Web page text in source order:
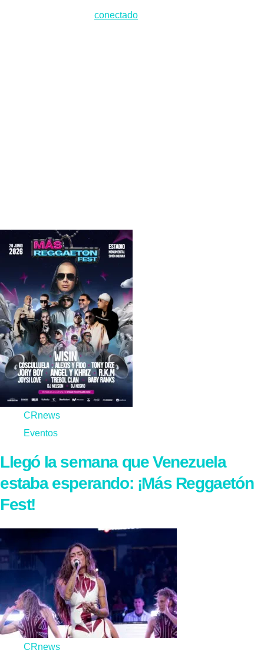
conectado
CRnews
Eventos
Llegó la semana que Venezuela
estaba esperando: ¡Más Reggaetón
Fest!
CRnews